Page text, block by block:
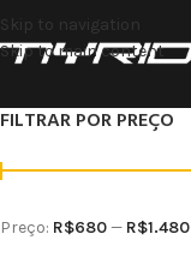
Skip to navigation
Skip to main content
FILTRAR POR PREÇO
Preço: R$680— R$1.480